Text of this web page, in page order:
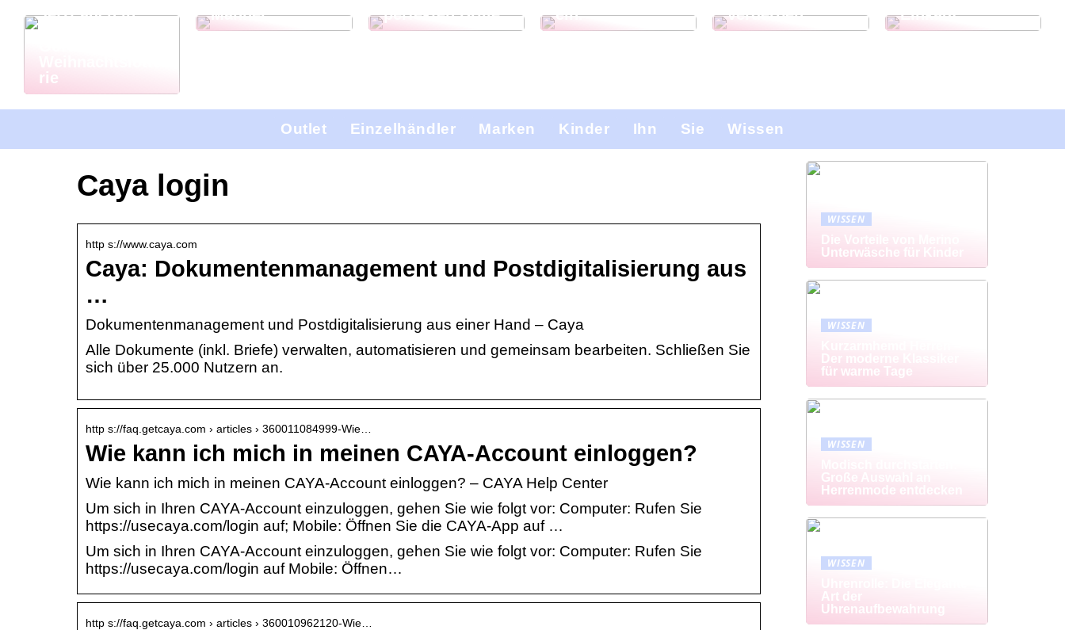
Jetzt auch in
rie
Männer
perfekten Brille
ein.
verderben
Einkauf
Outlet Einzelhändler Marken Kinder Ihn Sie Wissen
Caya login
http s://www.caya.com
Caya: Dokumentenmanagement und Postdigitalisierung aus
…
Dokumentenmanagement und Postdigitalisierung aus einer Hand – Caya
Alle Dokumente (inkl. Briefe) verwalten, automatisieren und gemeinsam bearbeiten. Schließen Sie
sich über 25.000 Nutzern an.
http s://faq.getcaya.com › articles › 360011084999-Wie…
Wie kann ich mich in meinen CAYA-Account einloggen?
Wie kann ich mich in meinen CAYA-Account einloggen? – CAYA Help Center
Um sich in Ihren CAYA-Account einzuloggen, gehen Sie wie folgt vor: Computer: Rufen Sie
https://usecaya.com/login auf; Mobile: Öffnen Sie die CAYA-App auf …
Um sich in Ihren CAYA-Account einzuloggen, gehen Sie wie folgt vor: Computer: Rufen Sie
https://usecaya.com/login auf Mobile: Öffnen…
http s://faq.getcaya.com › articles › 360010962120-Wie…
WISSEN
Die Vorteile von Merino
Unterwäsche für Kinder
WISSEN
Der moderne Klassiker
für warme Tage
WISSEN
Große Auswahl an
Herrenmode entdecken
WISSEN
Art der
Uhrenaufbewahrung